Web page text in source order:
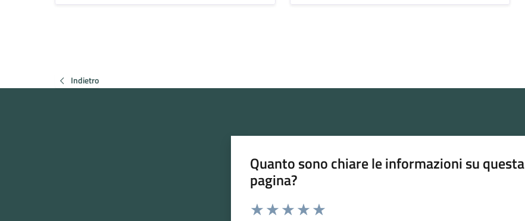
Indietro
Quanto sono chiare le informazioni su questa
pagina?
Valuta da 1 a 5 stelle la pagina